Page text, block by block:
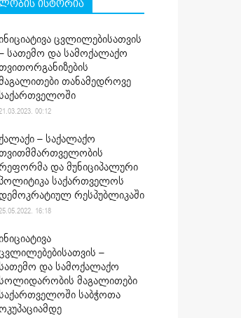
ისტორია
ცვლილებისათვის
სათემო და სამოქალაქო
თანამედროვე
საქართველოში
00:12
– საქალაქო
და მუნიციპალური
საქართველოს
რესპუბლიკაში
16:18
–
სათემო და სამოქალაქო
სოლიდარობის მაგალითები
საქართველოში საბჭოთა